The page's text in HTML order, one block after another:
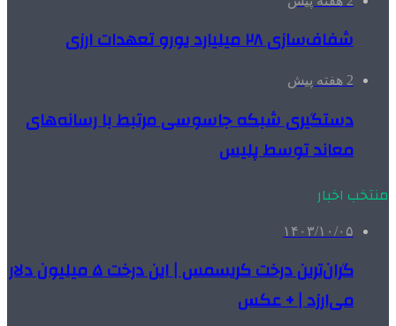
شفاف‌سازی ۲۸ میلیارد یورو تعهدات ارزی
2 هفته پیش
دستگیری شبکه جاسوسی مرتبط با رسانه‌های
معاند توسط پلیس
منتخب اخبار
۱۴۰۳/۱۰/۰۵
گران‌ترین درخت کریسمس | این درخت ۵ میلیون دلار
می‌ارزد | + عکس